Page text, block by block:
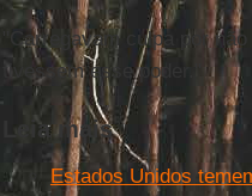
"Carregavam culpa por
tivessem esse poder."
Leia mais
Estados Unidos